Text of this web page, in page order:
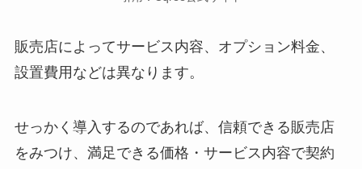
販売店によってサービス内容、オプション料金、
設置費用などは異なります。
せっかく導入するのであれば、信頼できる販売店
をみつけ、満足できる価格・サービス内容で契約